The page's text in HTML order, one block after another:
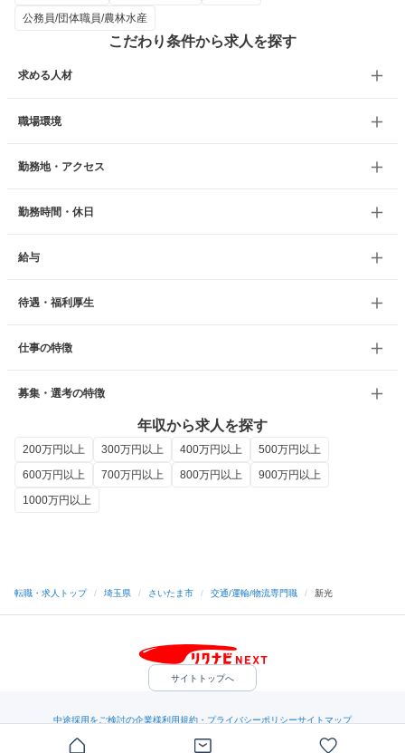
公務員/団体職員/農林水産
こだわり条件から求人を探す
求める人材
職場環境
勤務地・アクセス
勤務時間・休日
給与
待遇・福利厚生
仕事の特徴
募集・選考の特徴
年収から求人を探す
200万円以上 300万円以上 400万円以上
500万円以上
600万円以上
700万円以上 800万円以上
900万円以上
1000万円以上
転職・求人トップ / 埼玉県 / さいたま市 / 交通/運輸/物流専門職 / 新光
サイトトップへ
中途採用をご検討の企業様利用規約・プライバシーポリシーサイトマップ
（C）Indeed Inc.